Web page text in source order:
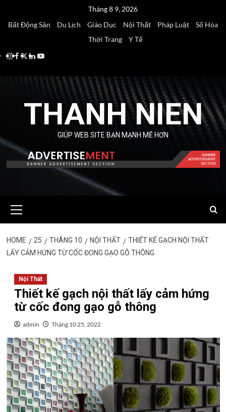
Tháng 8 9, 2026
Bất Động Sản
Du Lịch Giáo Dục Nội Thất Pháp Luật
Số Hóa
Thời Trang
Y Tế
Instagram
Facebook
Twitter
Linkedin
Youtube
THANH NIEN
GIÚP WEB SITE BẠN MẠNH MẼ HƠN
Menu
HOME 25 THÁNG 10 NỘI THẤT
THIẾT KẾ GẠCH NỘI THẤT
LẤY CẢM HỨNG TỪ CỐC ĐONG GẠO GỖ THÔNG
Nội Thất
Thiết kế gạch nội thất lấy cảm hứng
từ cốc đong gạo gỗ thông
admin Tháng 10 25, 2022